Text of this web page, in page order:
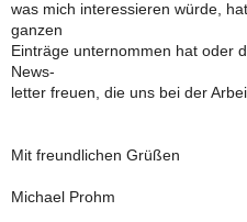
was mich interessieren würde,
ganzen
Einträge unternommen hat oder
News-
letter freuen, die uns bei der
Mit freundlichen Grüßen
Michael Prohm